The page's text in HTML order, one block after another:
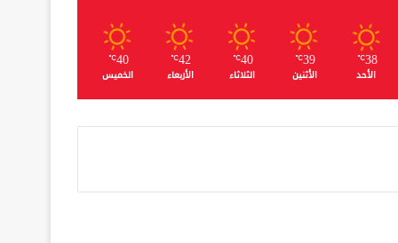
38
℃
الأحد
39
℃
الأثنين
40
℃
الثلاثاء
42
℃
الأربعاء
40
℃
الخميس